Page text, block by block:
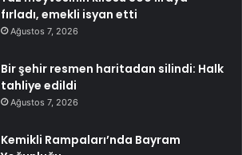
fırladı, emekli isyan etti
Ağustos 7, 2026
Bir şehir resmen haritadan silindi: Halk
tahliye edildi
Ağustos 7, 2026
Kemikli Rampaları’nda Bayram